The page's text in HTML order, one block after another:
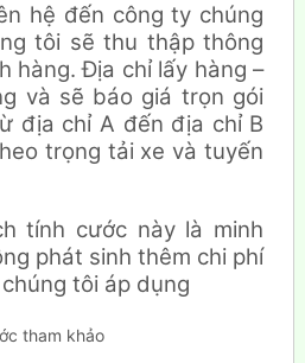
hệ đến công ty chúng
tôi sẽ thu thập thông
hàng. Địa chỉ lấy hàng –
và sẽ báo giá trọn gói
địa chỉ A đến địa chỉ B
trọng tải xe và tuyến
tính cước này là minh
phát sinh thêm chi phí
tôi áp dụng
tham khảo